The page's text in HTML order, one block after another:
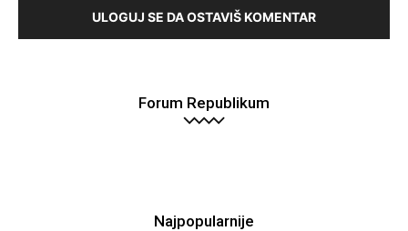
ULOGUJ SE DA OSTAVIŠ KOMENTAR
Forum Republikum
Najpopularnije